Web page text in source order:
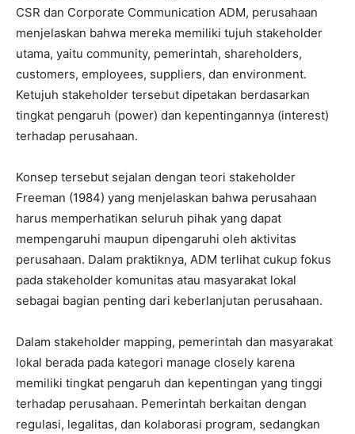
CSR dan Corporate Communication ADM, perusahaan
menjelaskan bahwa mereka memiliki tujuh stakeholder
utama, yaitu community, pemerintah, shareholders,
customers, employees, suppliers, dan environment.
Ketujuh stakeholder tersebut dipetakan berdasarkan
tingkat pengaruh (power) dan kepentingannya (interest)
terhadap perusahaan.
Konsep tersebut sejalan dengan teori stakeholder
Freeman (1984) yang menjelaskan bahwa perusahaan
harus memperhatikan seluruh pihak yang dapat
mempengaruhi maupun dipengaruhi oleh aktivitas
perusahaan. Dalam praktiknya, ADM terlihat cukup fokus
pada stakeholder komunitas atau masyarakat lokal
sebagai bagian penting dari keberlanjutan perusahaan.
Dalam stakeholder mapping, pemerintah dan masyarakat
lokal berada pada kategori manage closely karena
memiliki tingkat pengaruh dan kepentingan yang tinggi
terhadap perusahaan. Pemerintah berkaitan dengan
regulasi, legalitas, dan kolaborasi program, sedangkan